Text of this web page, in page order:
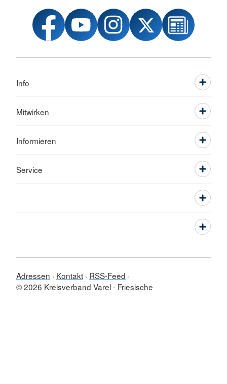
Info
Mitwirken
Informieren
Service
Adressen Kontakt RSS-Feed
© 2026 Kreisverband Varel - Friesische